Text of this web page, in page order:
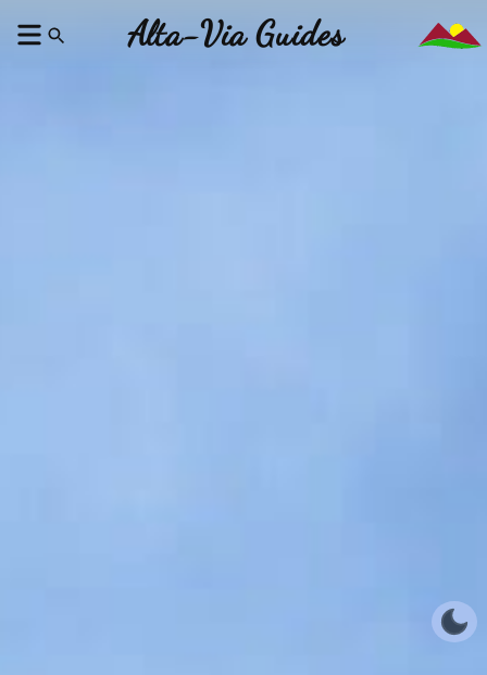
Alta-Via Guides